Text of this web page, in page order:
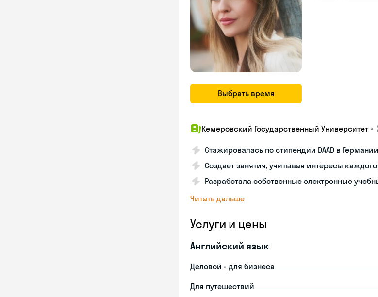
Выбрать время
Кемеровский Государственный Университет •
Стажировалась по стипендии DAAD в Германии
Создает занятия, учитывая интересы
Разработала собственные электронные
Читать дальше
Услуги и цены
Английский язык
Деловой - для бизнеса
Для путешествий